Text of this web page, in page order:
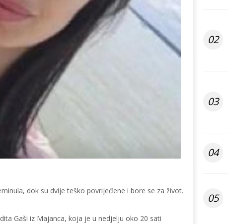
dok su dvije teško povrijeđene i bore se za život.
Gaši iz Majanca, koja je u nedjelju oko 20 sati
02
03
04
05